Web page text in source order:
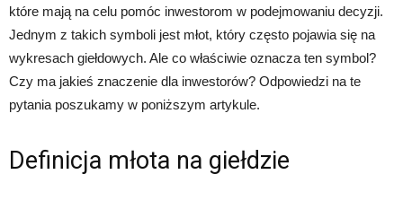
które mają na celu pomóc inwestorom w podejmowaniu decyzji.
Jednym z takich symboli jest młot, który często pojawia się na
wykresach giełdowych. Ale co właściwie oznacza ten symbol?
Czy ma jakieś znaczenie dla inwestorów? Odpowiedzi na te
pytania poszukamy w poniższym artykule.
Definicja młota na giełdzie